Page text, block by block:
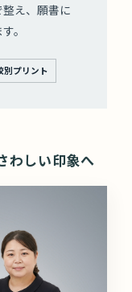
え、願書に
。
別プリント
わしい印象へ